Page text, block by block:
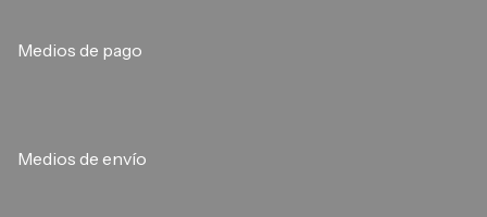
Medios de pago
Medios de envío